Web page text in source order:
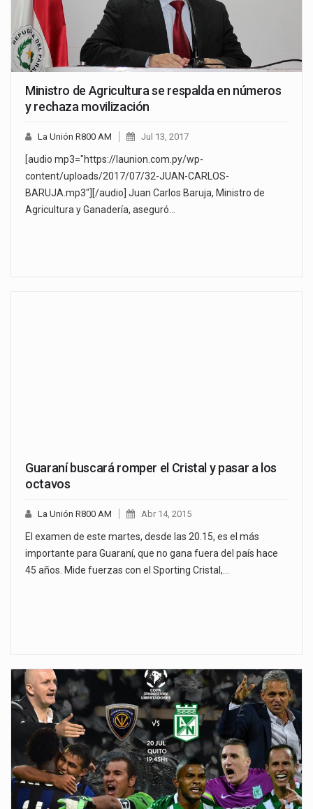
Ministro de Agricultura se respalda en números
y rechaza movilización
La Unión R800 AM Jul 13, 2017
[audio mp3="https://launion.com.py/wp-
content/uploads/2017/07/32-JUAN-CARLOS-
BARUJA.mp3"][/audio] Juan Carlos Baruja, Ministro de
Agricultura y Ganadería, aseguró…
Guaraní buscará romper el Cristal y pasar a los
octavos
La Unión R800 AM Abr 14, 2015
El examen de este martes, desde las 20.15, es el más
importante para Guaraní, que no gana fuera del país hace
45 años. Mide fuerzas con el Sporting Cristal,…